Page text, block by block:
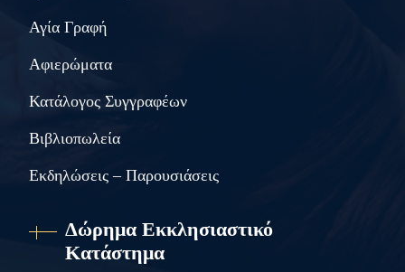
Αγία Γραφή
Αφιερώματα
Κατάλογος Συγγραφέων
Βιβλιοπωλεία
Εκδηλώσεις – Παρουσιάσεις
Δώρημα Εκκλησιαστικό
Κατάστημα